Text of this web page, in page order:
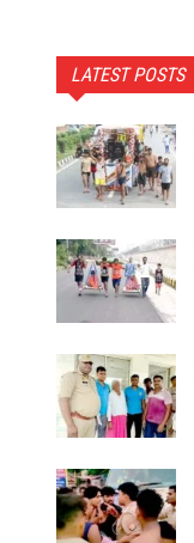
LATEST POSTS